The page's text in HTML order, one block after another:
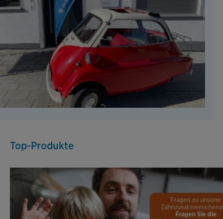
Top-Produkte